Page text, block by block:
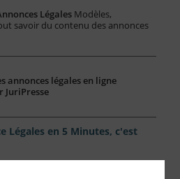
Légales Modèles,
savoir du contenu des annonces
annonces légales en ligne
JuriPresse
Légales en 5 Minutes, c'est